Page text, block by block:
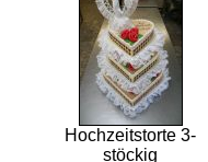
Hochzeitstorte 3-
stöckig